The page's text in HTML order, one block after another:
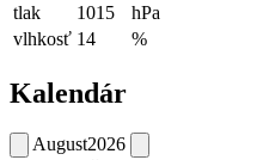
tlak
1015
hPa
vlhkosť 14 %
Kalendár
August2026